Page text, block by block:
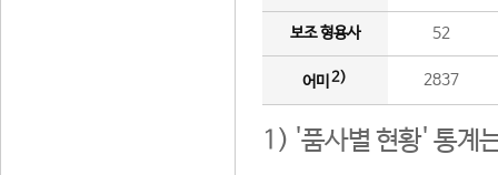
보조 형용사 52
어미 2) 2837
1) '품사별 현황' 통계